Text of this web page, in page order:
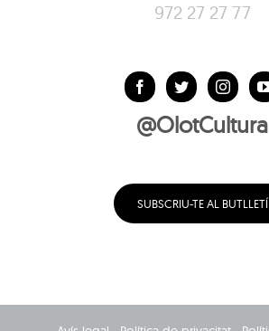
972 27 27 77
@OlotCultura
SUBSCRIU-TE AL BUTLLETÍ